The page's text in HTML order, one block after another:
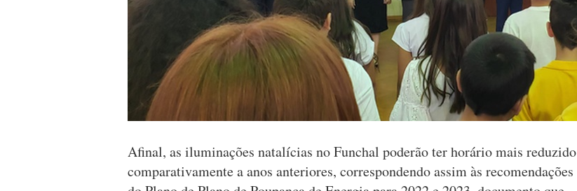
Afinal, as iluminações natalícias no Funchal poderão ter horário mais reduzido
comparativamente a anos anteriores, correspondendo assim às recomendações